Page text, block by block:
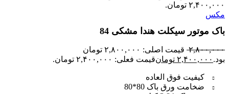
۲,۴۰۰,۰۰۰ تومان.
مکس
باک موتور سیکلت هندا مشکی 84
۲,۸۰۰,۰۰۰
قیمت اصلی: ۲,۸۰۰,۰۰۰ تومان
بود. ۲,۴۰۰,۰۰۰ تومانقیمت فعلی: ۲,۴۰۰,۰۰۰ تومان.
کیفیت فوق العاده
ضخامت ورق باک 80*80